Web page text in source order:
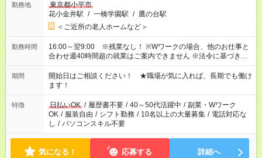
勤務地
東京都小平市
花小金井駅 / 一橋学園駅 / 鷹の台駅
＜ご近所の老人ホームなど＞
勤務時間
16:00～翌9:00 ※残業なし！ ※Wワークの場合、他のお仕事と
合わせ週40時間超の就業はご案内できません ※法令に基づき、
週20時間以上勤務は社会保険への加入対象となります ※労働者
派遣法（日雇い派遣の原則禁止）により、短時間・短期間の就
業はご案内が難しい場合があります
期間
開始日はご相談ください！ ★職場が気に入れば、長期でも働け
ます！
特徴 日払いOK / 履歴書不要 / 40～50代活躍中 / 副業・Wワーク
OK / 服装自由 / シフト勤務 / 10名以上の大量募集 / 電話対応な
し / パソコンスキル不要
気になる！ 応募する 詳細へ